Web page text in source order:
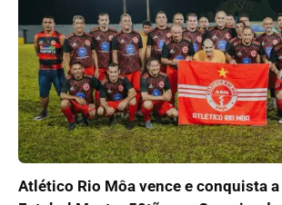
Atlético Rio Môa vence e conquista a